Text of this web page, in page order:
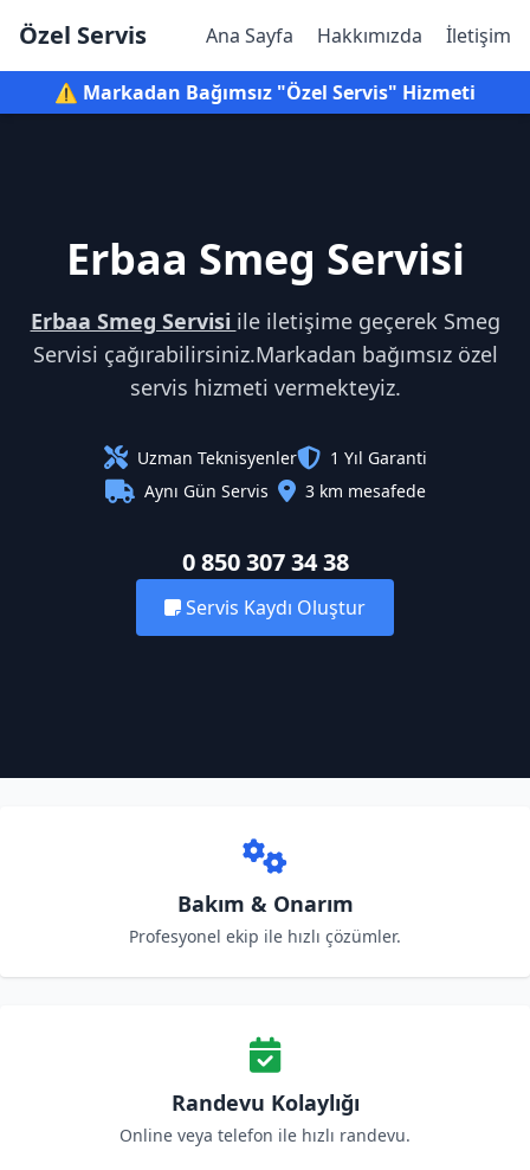
Özel Servis Ana Sayfa Hakkımızda İletişim
⚠️ Markadan Bağımsız "Özel Servis" Hizmeti
Erbaa Smeg Servisi
Erbaa Smeg Servisi ile iletişime geçerek Smeg
Servisi çağırabilirsiniz.Markadan bağımsız özel
servis hizmeti vermekteyiz.
Uzman Teknisyenler
1 Yıl Garanti
Aynı Gün Servis
3 km mesafede
0 850 307 34 38
Servis Kaydı Oluştur
Bakım & Onarım
Profesyonel ekip ile hızlı çözümler.
Randevu Kolaylığı
Online veya telefon ile hızlı randevu.